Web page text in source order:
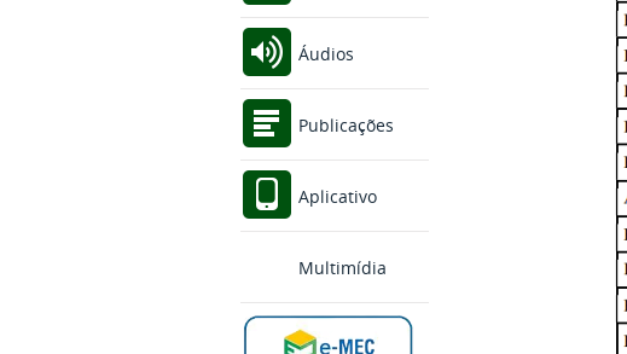
Áudios
Publicações
Aplicativo
Multimídia